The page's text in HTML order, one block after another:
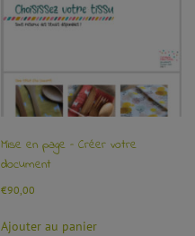
Mise en page – Créer votre
document
€90,00
Ajouter au panier